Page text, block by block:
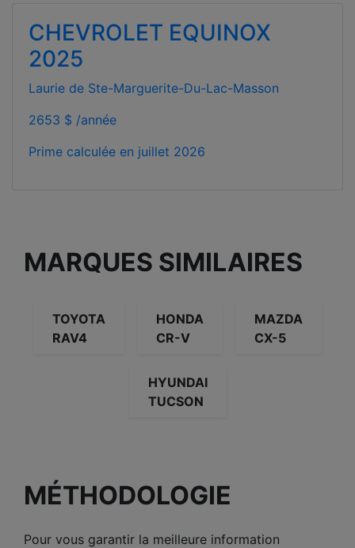
CHEVROLET EQUINOX
2025
Laurie de Ste-Marguerite-Du-Lac-Masson
2653 $ /année
Prime calculée en juillet 2026
MARQUES SIMILAIRES
TOYOTA
RAV4
HONDA
CR-V
MAZDA
CX-5
HYUNDAI
TUCSON
MÉTHODOLOGIE
Pour vous garantir la meilleure information